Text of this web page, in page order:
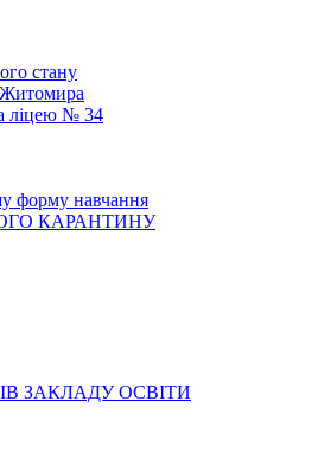
стану
Житомира
ліцею № 34
форму навчання
КАРАНТИНУ
ЗАКЛАДУ ОСВІТИ